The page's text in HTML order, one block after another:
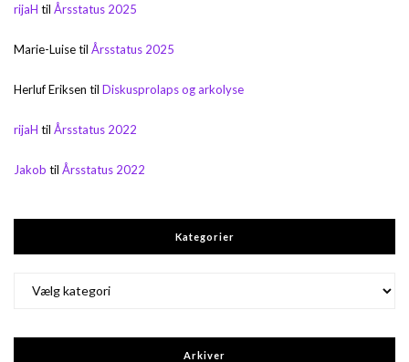
rijaH til Årsstatus 2025
Marie-Luisetil Årsstatus 2025
Herluf Eriksen til Diskusprolaps og arkolyse
rijaH til Årsstatus 2022
Jakob til Årsstatus 2022
Kategorier
Arkiver